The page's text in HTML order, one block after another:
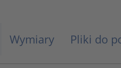
Wymiary Pliki do